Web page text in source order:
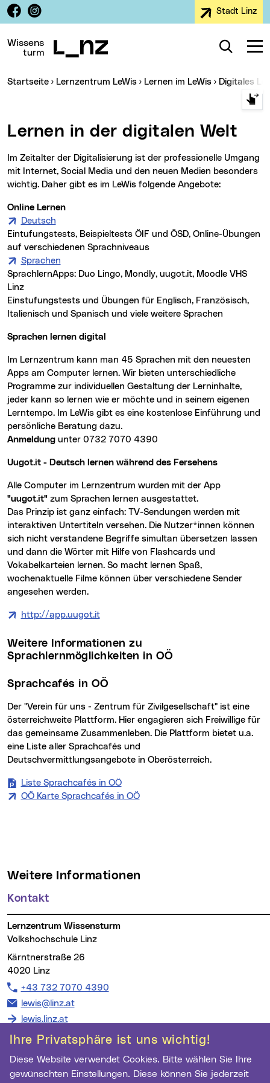
Zur Navigation
Zum Inhalt
Zur Suche
Ihre Privatsphäre ist uns wichtig!
Diese Website verwendet Cookies. Bitte wählen Sie Ihre
gewünschten Einstellungen. Diese können Sie jederzeit
Facebook
Instagram Stadt Linz
Wissens
turm
Suche
Sie sind hier:
Startseite Lernzentrum LeWis Lernen im LeWis Digitales
Lernen in der digitalen Welt
mit Internet, Social Media und den neuen Medien besonders
wichtig. Daher gibt es im LeWis folgende Angebote:
Online Lernen
Deutsch
Eintufungstests, Beispieltests ÖIF und ÖSD, Online-Übungen
auf verschiedenen Sprachniveaus
Sprachen
SprachlernApps: Duo Lingo, Mondly, uugot.it, Moodle VHS
Linz
Einstufungstests und Übungen für Englisch, Französisch,
Italienisch und Spanisch und viele weitere Sprachen
Sprachen lernen digital
Apps am Computer lernen. Wir bieten unterschiedliche
Programme zur individuellen Gestaltung der Lerninhalte,
jeder kann so lernen wie er möchte und in seinem eigenen
Lerntempo. Im LeWis gibt es eine kostenlose Einführung und
persönliche Beratung dazu.
Anmeldung unter 0732 7070 4390
uugot.it - Deutsch lernen während des Fersehens
Alle Computer im Lernzentrum wurden mit der App
"uugot.it" zum Sprachen lernen ausgestattet.
Das Prinzip ist ganz einfach: TV-Sendungen werden mit
interaktiven Untertiteln versehen. Die Nutzer*innen können
sich nicht verstandene Begriffe simultan übersetzen lassen
und dann die Wörter mit Hilfe von Flashcards und
Vokabelkarteien lernen. So macht lernen Spaß,
wochenaktuelle Filme können über verschiedene Sender
angesehen werden.
http://app.uugot.it
Weitere Informationen zu
Sprachlernmöglichkeiten in OÖ
Sprachcafés in OÖ
Der "Verein für uns - Zentrum für Zivilgesellschaft" ist eine
österreichweite Plattform. Hier engagieren sich Freiwillige für
das gemeinsame Zusammenleben. Die Plattform bietet u.a.
eine Liste aller Sprachcafés und
Deutschvermittlungsangebote in Oberösterreich.
Liste Sprachcafés in OÖ
OÖ Karte Sprachcafés in OÖ
Weitere Informationen
Kontakt
Lernzentrum Wissensturm
Volkshochschule Linz
Kärntnerstraße 26
4020 Linz
Telefon:
+43 732 7070 4390
E-Mail Adresse:
lewis@linz.at
lewis.linz.at
Wichtige Links